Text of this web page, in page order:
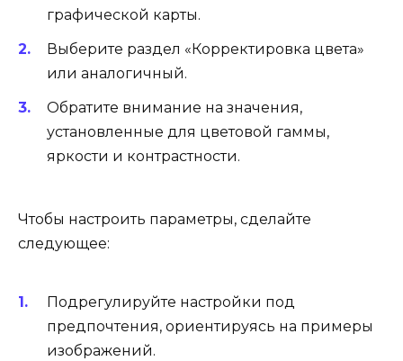
графической карты.
Выберите раздел «Корректировка цвета»
или аналогичный.
Обратите внимание на значения,
установленные для цветовой гаммы,
яркости и контрастности.
Чтобы настроить параметры, сделайте
следующее:
Подрегулируйте настройки под
предпочтения, ориентируясь на примеры
изображений.